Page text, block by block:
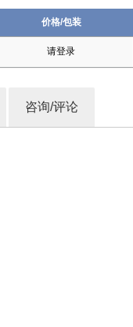
价格/包装
请登录
咨询/评论